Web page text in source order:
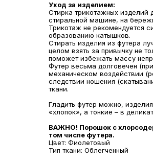
Уход за изделием:
Стирка трикотажных изделий
стиральной машине, на
Трикотаж не рекомендуется
образованию катышков.
Стирать изделия из футера
целом взять за привычку не
поможет избежать массу
Футер весьма долговечен
механическом воздействии
следствии ношения
ткани.
Гладить футер можно,
«хлопок», а тонкие – в
ВАЖНО! Порошок с
том числе футера.
Цвет: Фиолетовый
Тип ткани: Облегченный